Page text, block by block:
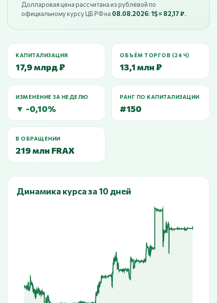
Долларовая цена рассчитана из рублёвой по
официальному курсу ЦБ РФ на 08.08.2026:1$ = 82,17 ₽.
КАПИТАЛИЗАЦИЯ
17,9 млрд ₽
ОБЪЁМ ТОРГОВ (24 Ч)
13,1 млн ₽
ИЗМЕНЕНИЕ ЗА НЕДЕЛЮ
▼ -0,10%
РАНГ ПО КАПИТАЛИЗАЦИИ
#150
В ОБРАЩЕНИИ
219 млн FRAX
Динамика курса за 10 дней